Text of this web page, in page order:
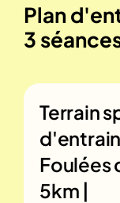
Plan
3
Terrain
Foulées
5km |